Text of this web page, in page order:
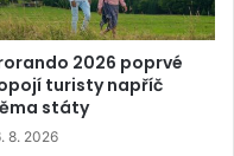
2026 poprvé
turisty napříč
státy
8. 2026